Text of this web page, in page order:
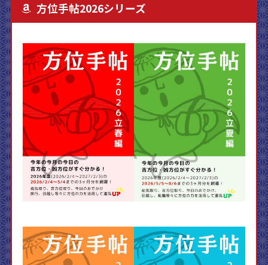
方位手帖2026シリーズ